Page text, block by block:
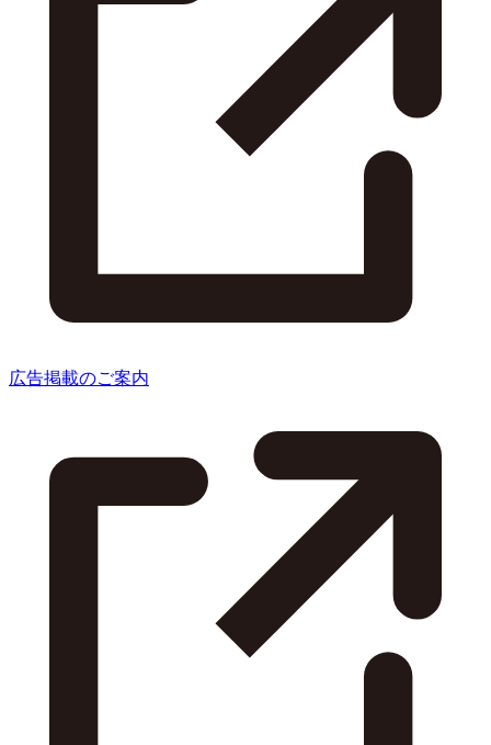
広告掲載のご案内